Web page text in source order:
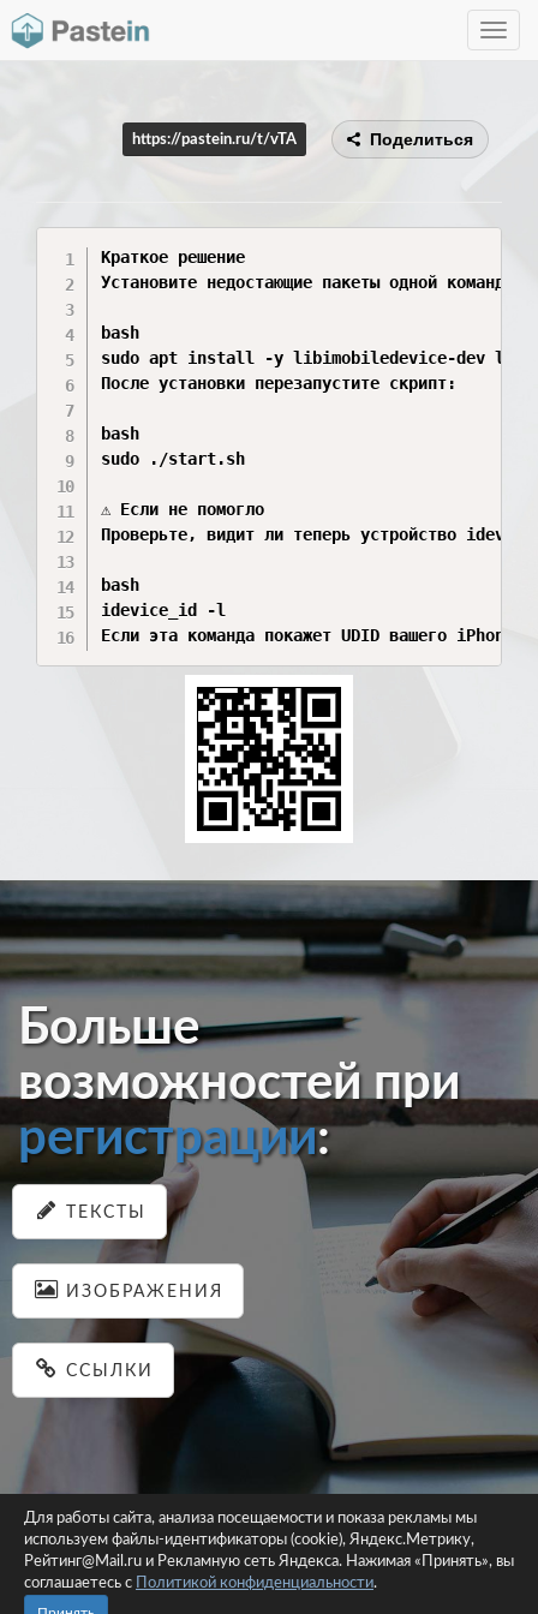
Toggle
https://pastein.ru/t/vTA Поделиться
Краткое решение
Установите недостающие пакеты одной командой:
bash
sudo apt install -y libimobiledevice-dev
После установки перезапустите скрипт:
bash
sudo ./start.sh
⚠️ Если не помогло
Проверьте, видит ли теперь устройство
bash
idevice_id -l
Если эта команда покажет UDID вашего
Больше
возможностей при
регистрации:
ТЕКСТЫ
ИЗОБРАЖЕНИЯ
ССЫЛКИ
© 2026 pastein.ru |Пользовательское соглашение|Политика
конфиденциальности
Для работы сайта, анализа посещаемости и показа рекламы мы
используем файлы-идентификаторы (cookie), Яндекс.Метрику,
Рейтинг@Mail.ru и Рекламную сеть Яндекса. Нажимая «Принять», вы
соглашаетесь с
Политикой конфиденциальности.